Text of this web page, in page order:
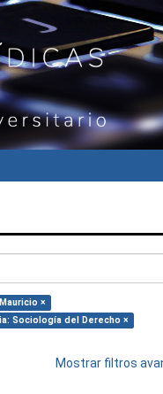
×
Sociología del Derecho ×
Mostrar filtros